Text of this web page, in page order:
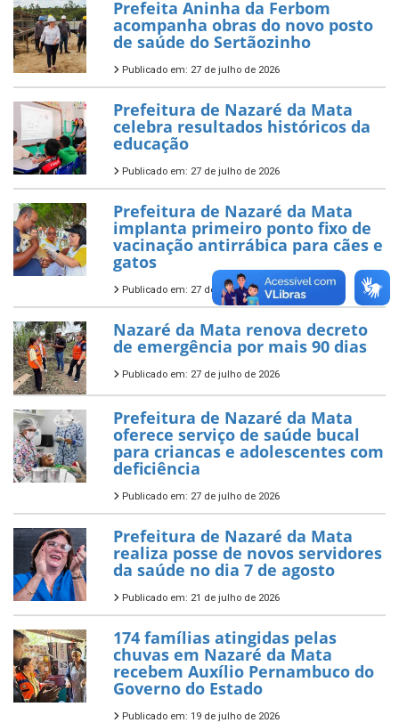
Prefeita Aninha da Ferbom
acompanha obras do novo posto
de saúde do Sertãozinho
Publicado em: 27 de julho de 2026
Prefeitura de Nazaré da Mata
celebra resultados históricos da
educação
Publicado em: 27 de julho de 2026
Prefeitura de Nazaré da Mata
implanta primeiro ponto fixo de
vacinação antirrábica para cães e
gatos
Publicado em: 27 de julho de 2026
Nazaré da Mata renova decreto
de emergência por mais 90 dias
Publicado em: 27 de julho de 2026
Prefeitura de Nazaré da Mata
oferece serviço de saúde bucal
para criancas e adolescentes com
deficiência
Publicado em: 27 de julho de 2026
Prefeitura de Nazaré da Mata
realiza posse de novos servidores
da saúde no dia 7 de agosto
Publicado em: 21 de julho de 2026
174 famílias atingidas pelas
chuvas em Nazaré da Mata
recebem Auxílio Pernambuco do
Governo do Estado
Publicado em: 19 de julho de 2026